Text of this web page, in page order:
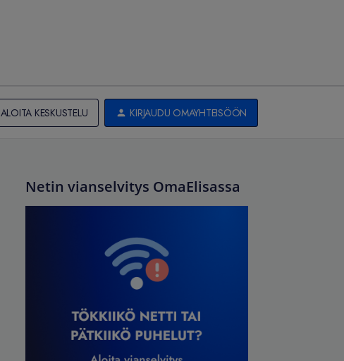
ALOITA KESKUSTELU KIRJAUDU OMAYHTEISÖÖN
Netin vianselvitys OmaElisassa